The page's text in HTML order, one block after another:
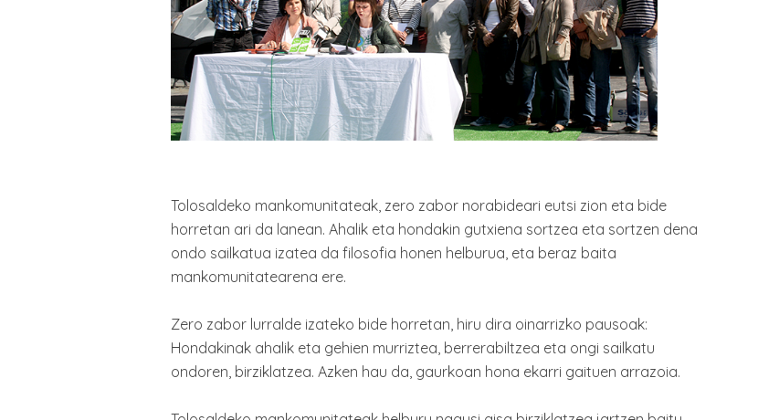
Tolosaldeko mankomunitateak, zero zabor norabideari eutsi zion eta bide
horretan ari da lanean. Ahalik eta hondakin gutxiena sortzea eta sortzen dena
ondo sailkatua izatea da filosofia honen helburua, eta beraz baita
mankomunitatearena ere.
Zero zabor lurralde izateko bide horretan, hiru dira oinarrizko pausoak:
Hondakinak ahalik eta gehien murriztea, berrerabiltzea eta ongi sailkatu
ondoren, birziklatzea. Azken hau da, gaurkoan hona ekarri gaituen arrazoia.